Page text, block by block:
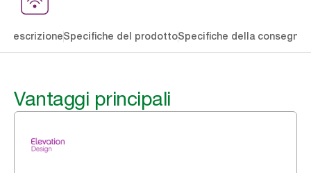
DescrizioneSpecifiche del prodottoSpecifiche della consegna
Vantaggi principali